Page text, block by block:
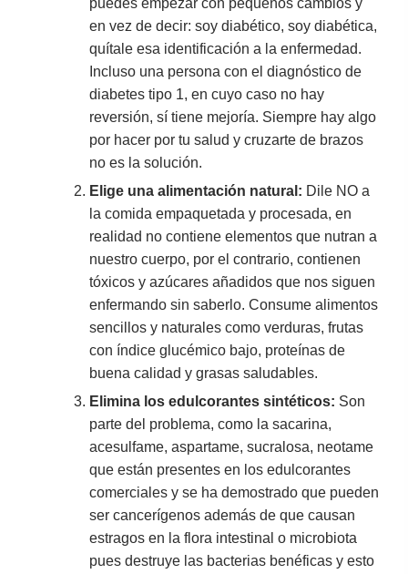
en vez de decir: soy diabético, soy diabética,
quítale esa identificación a la enfermedad.
Incluso una persona con el diagnóstico de
diabetes tipo 1, en cuyo caso no hay
reversión, sí tiene mejoría. Siempre hay algo
por hacer por tu salud y cruzarte de brazos
no es la solución.
Elige una alimentación natural: Dile NO a
la comida empaquetada y procesada, en
realidad no contiene elementos que nutran a
nuestro cuerpo, por el contrario, contienen
tóxicos y azúcares añadidos que nos siguen
enfermando sin saberlo. Consume alimentos
sencillos y naturales como verduras, frutas
con índice glucémico bajo, proteínas de
buena calidad y grasas saludables.
Elimina los edulcorantes sintéticos: Son
parte del problema, como la sacarina,
acesulfame, aspartame, sucralosa, neotame
que están presentes en los edulcorantes
comerciales y se ha demostrado que pueden
ser cancerígenos además de que causan
estragos en la flora intestinal o microbiota
pues destruye las bacterias benéficas y esto